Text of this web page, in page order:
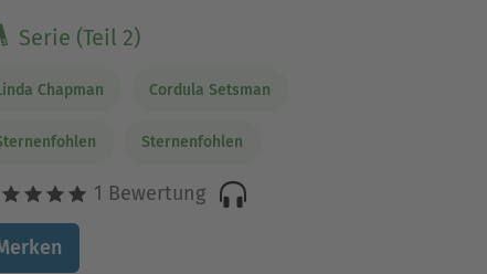
Serie (Teil 2)
Chapman Cordula Setsman
Sternenfohlen
1 Bewertung